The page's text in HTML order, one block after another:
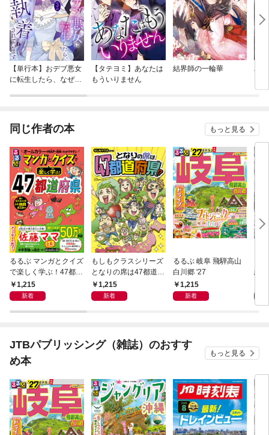
【単行本】おデブ悪女
に転生したら、なぜか
【タテヨミ】あなたは
もういりません
結界師の一輪華
バ
今
同じ作者の本 もっと見る
るるぶ マンガとクイズ
で楽しく学ぶ！47都道
府県1,215
新着
もしもクラスシリーズ
となりの席は47都道府
県!?1,215
新着
るるぶ 岐阜 飛騨高山
白川郷 '27
1,215
新着
縄
JTBパブリッシング（雑誌）のおすす
め本
もっと見る